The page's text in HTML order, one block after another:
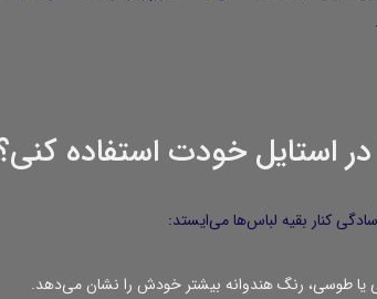
کنار بقیه لباس‌ها می‌ایستد:
یا طوسی، رنگ هندوانه بیشتر خودش را نشان می‌دهد.